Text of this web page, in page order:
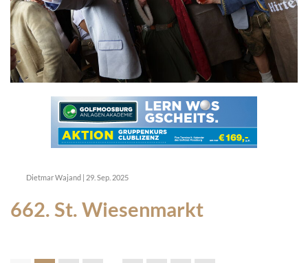
Dietmar Wajand | 29. Sep. 2025
662. St. Wiesenmarkt